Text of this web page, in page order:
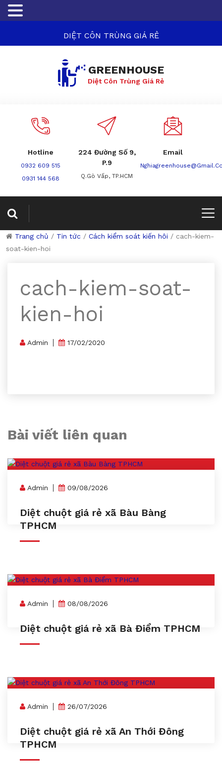
DIỆT CÔN TRÙNG GIÁ RẺ
GREENHOUSE
Diệt Côn Trùng Giá Rẻ
Hotline
0932 609 515
0931 144 568
224 Đường Số 9,
P.9
Q.Gò Vấp, TP.HCM
Email
Trang chủ / Tin tức / Cách kiểm soát kiến hôi / cach-kiem-
soat-kien-hoi
cach-kiem-soat-
kien-hoi
Admin 17/02/2020
Bài viết liên quan
Admin 09/08/2026
Diệt chuột giá rẻ xã Bàu Bàng
TPHCM
Admin 08/08/2026
Diệt chuột giá rẻ xã Bà Điểm TPHCM
Admin 26/07/2026
Diệt chuột giá rẻ xã An Thới Đông
TPHCM